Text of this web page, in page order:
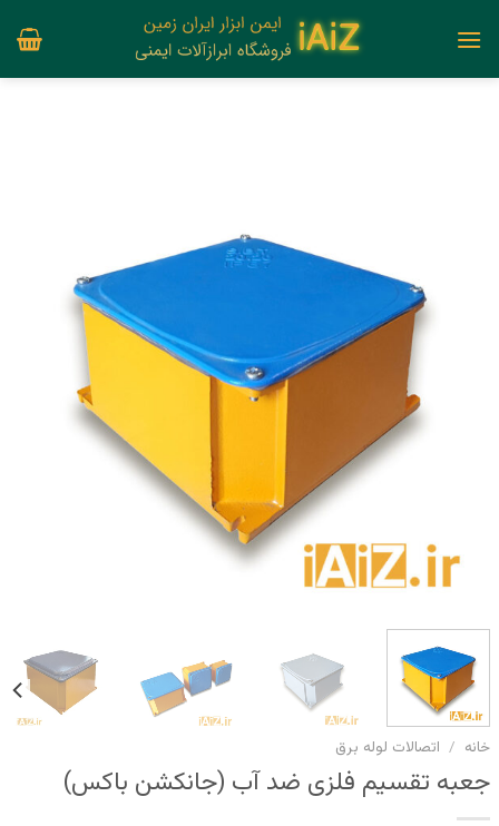
خانه / اتصالات لوله برق
جعبه تقسیم فلزی ضد آب (جانکشن باکس)